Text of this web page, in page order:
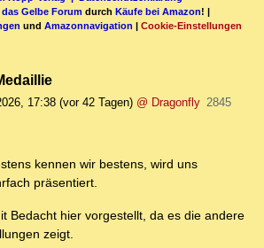
Gelbe Forum durch Käufe bei Amazon! |
und Amazonnavigation | Cookie-Einstellungen
17:38 (vor 42 Tagen) @ Dragonfly 2845
kennen wir bestens, wird uns
präsentiert.
Bedacht hier vorgestellt, da es die andere
zeigt.